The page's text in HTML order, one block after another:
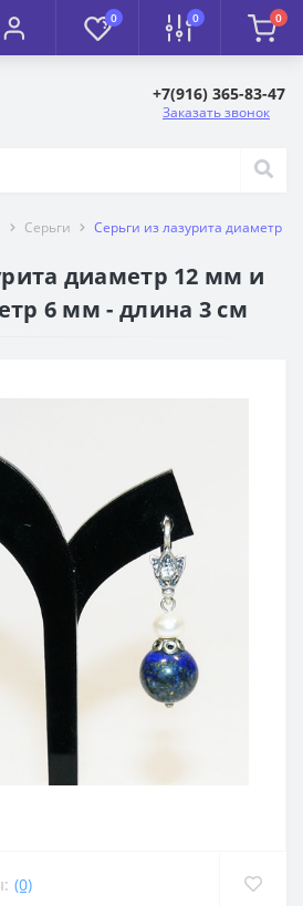
0 0 0
+7(916) 365-83-47
Заказать звонок
Серьги Серьги из лазурита диаметр
диаметр 12 мм и
6 мм - длина 3 см
(0)